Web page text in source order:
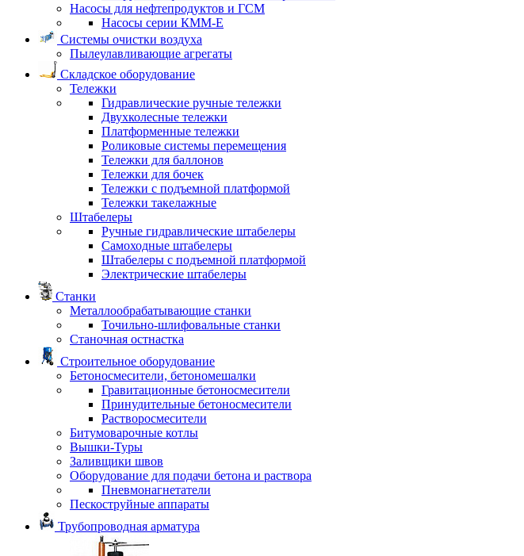
Насосы для нефтепродуктов и ГСМ
Насосы серии КММ-Е
Системы очистки воздуха
Пылеулавливающие агрегаты
Складское оборудование
Тележки
Гидравлические ручные тележки
Двухколесные тележки
Платформенные тележки
Роликовые системы перемещения
Тележки для баллонов
Тележки для бочек
Тележки с подъемной платформой
Тележки такелажные
Штабелеры
Ручные гидравлические штабелеры
Самоходные штабелеры
Штабелеры с подъемной платформой
Электрические штабелеры
Станки
Металлообрабатывающие станки
Точильно-шлифовальные станки
Станочная остнастка
Строительное оборудование
Бетоносмесители, бетономешалки
Гравитационные бетоносмесители
Принудительные бетоносмесители
Растворосмесители
Битумоварочные котлы
Вышки-Туры
Заливщики швов
Оборудование для подачи бетона и раствора
Пневмонагнетатели
Пескоструйные аппараты
Трубопроводная арматура